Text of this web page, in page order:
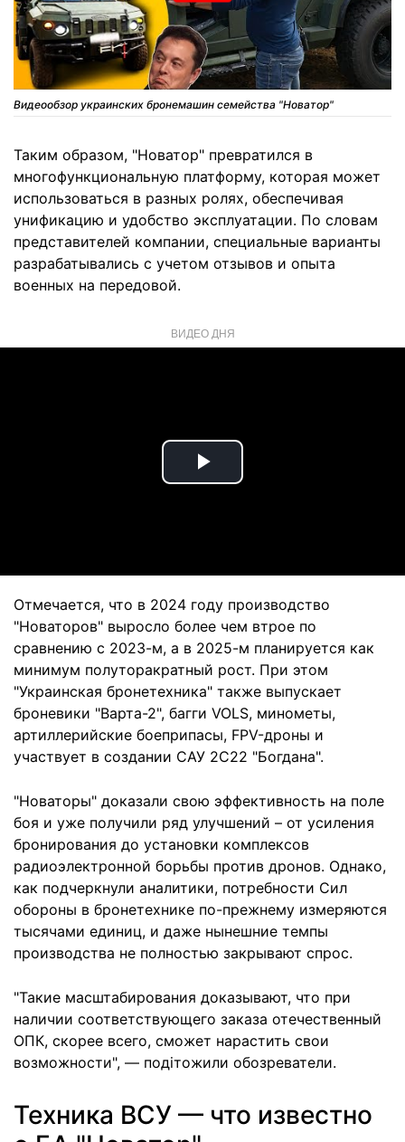
Видеообзор украинских бронемашин семейства "Новатор"
Таким образом, "Новатор" превратился в
многофункциональную платформу, которая может
использоваться в разных ролях, обеспечивая
унификацию и удобство эксплуатации. По словам
представителей компании, специальные варианты
разрабатывались с учетом отзывов и опыта
военных на передовой.
ВИДЕО ДНЯ
Play
Отмечается, что в 2024 году производство
"Новаторов" выросло более чем втрое по
сравнению с 2023-м, а в 2025-м планируется как
минимум полуторакратный рост. При этом
"Украинская бронетехника" также выпускает
броневики "Варта-2", багги VOLS, минометы,
артиллерийские боеприпасы, FPV-дроны и
участвует в создании САУ 2С22 "Богдана".
"Новаторы" доказали свою эффективность на поле
боя и уже получили ряд улучшений – от усиления
бронирования до установки комплексов
радиоэлектронной борьбы против дронов. Однако,
как подчеркнули аналитики, потребности Сил
обороны в бронетехнике по-прежнему измеряются
тысячами единиц, и даже нынешние темпы
производства не полностью закрывают спрос.
"Такие масштабирования доказывают, что при
наличии соответствующего заказа отечественный
ОПК, скорее всего, сможет нарастить свои
возможности", — подітожили обозреватели.
Техника ВСУ — что известно